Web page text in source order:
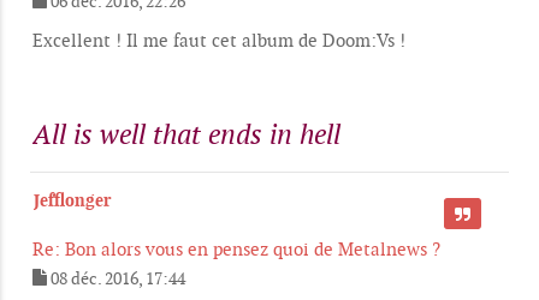
e
e
Excellent ! Il me faut cet album de Doom:Vs !
All is well that ends in hell
Jefflonger
Re: Bon alors vous en pensez quoi de Metalnews ?
CITER
08 déc. 2016, 17:44